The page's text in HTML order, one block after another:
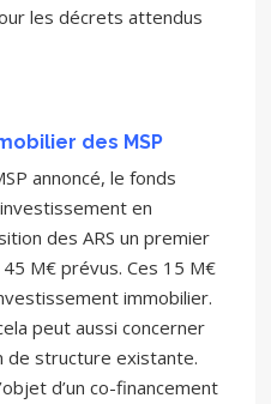
les décrets attendus
des MSP
annoncé, le fonds
en
des ARS un premier
M€ prévus. Ces 15 M€
immobilier.
peut aussi concerner
de structure existante.
d’un co-financement